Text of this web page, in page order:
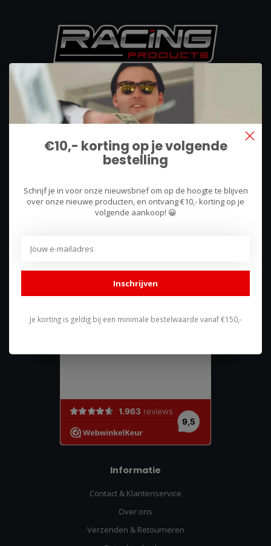
We use what we sell, that's the difference!
Hullerpad 13Q
Lunteren, Nederland
085 744 4602
shop@racing-products.com
Reviews
Informatie
Contact & Klantenservice
Over ons
Verzenden & Retourneren
€10,- korting op je volgende
bestelling
Schrijf je in voor onze nieuwsbrief om op de hoogte te blijven
over onze nieuwe producten, en ontvang €10,- korting op je
volgende aankoop! 😀
Inschrijven
Je korting is geldig bij een minimale bestelwaarde vanaf €150,-